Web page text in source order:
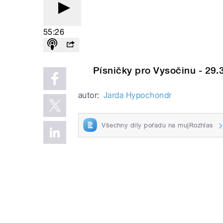
55:26
Písničky pro Vysočinu -
autor: Jarda Hypochondr
Všechny díly pořadu na mujRozhlas